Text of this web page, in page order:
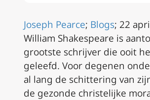
Joseph Pearce; Blogs; 22
William Shakespeare is
grootste schrijver die ooit
geleefd. Voor degenen
al lang de schittering van
de gezonde christelijke